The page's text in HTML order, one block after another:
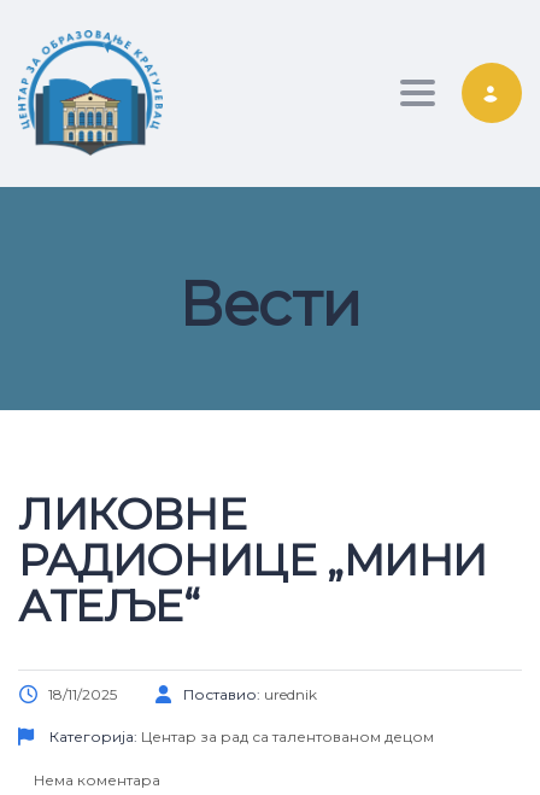
Toggle
Вести
ЛИКОВНЕ
РАДИОНИЦЕ „МИНИ
АТЕЉЕ“
18/11/2025 Поставио: urednik
Категорија: Центар за рад са талентованом децом
Нема коментара